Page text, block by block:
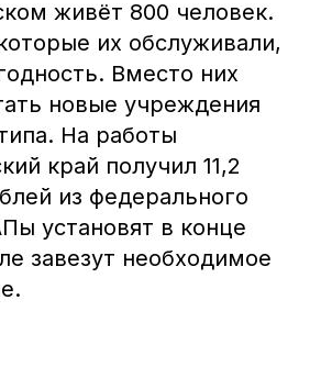
живёт 800 человек.
их обслуживали,
Вместо них
новые учреждения
На работы
край получил 11,2
из федерального
установят в конце
завезут необходимое